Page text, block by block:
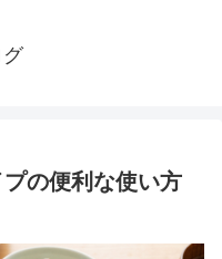
グ
の便利な使い方